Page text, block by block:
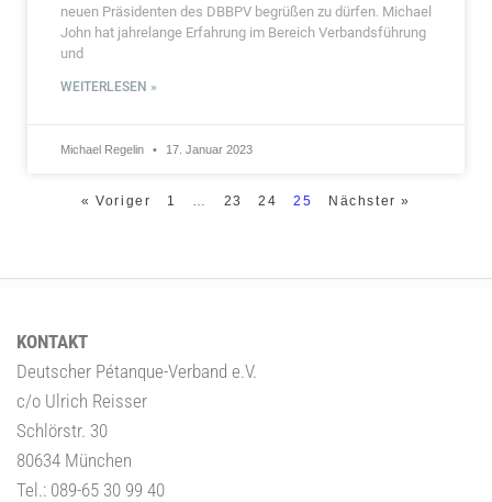
neuen Präsidenten des DBBPV begrüßen zu dürfen. Michael
John hat jahrelange Erfahrung im Bereich Verbandsführung
und
WEITERLESEN »
Michael Regelin 17. Januar 2023
« Voriger 1 23 24 25 Nächster »
KONTAKT
Deutscher Pétanque-Verband e.V.
c/o Ulrich Reisser
Schlörstr. 30
80634 München
Tel.: 089-65 30 99 40